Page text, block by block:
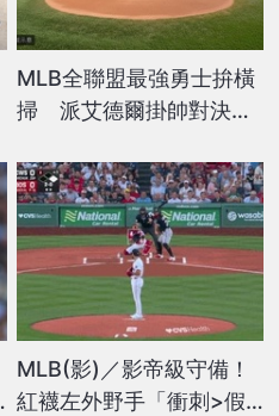
MLB全聯盟最強勇士拚橫
掃 派艾德爾掛帥對決海
MLB(影)／影帝級守備！
紅襪左外野手「衝刺>假